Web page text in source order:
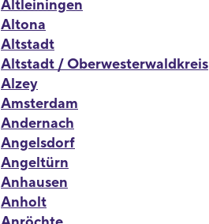
Altleiningen
Altona
Altstadt
Altstadt / Oberwesterwaldkreis
Alzey
Amsterdam
Andernach
Angelsdorf
Angeltürn
Anhausen
Anholt